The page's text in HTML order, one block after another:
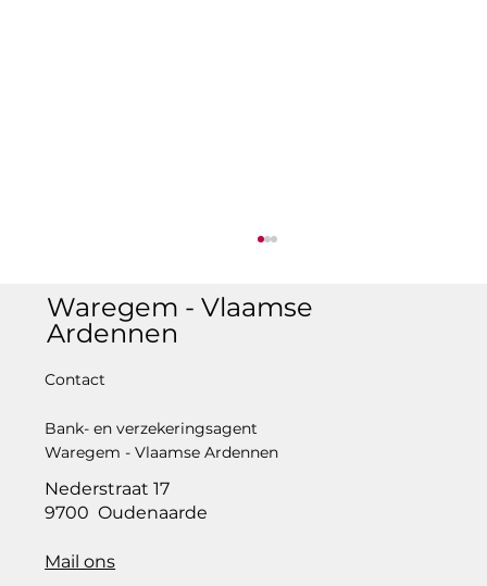
Belfius Business Day 2025
Waregem - Vlaamse
Ardennen
Contact
Bank- en verzekeringsagent
Waregem - Vlaamse Ardennen
Nederstraat 17
9700 Oudenaarde
Mail ons